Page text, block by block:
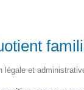
légale et